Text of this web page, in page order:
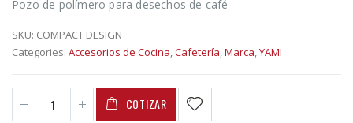
Pozo de polímero para desechos de café
SKU: COMPACT DESIGN
Categories: Accesorios de Cocina,Cafetería,Marca,YAMI
COTIZAR